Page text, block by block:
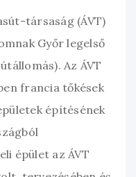
társaság (ÁVT)
Győr legelső
Az ÁVT
francia tőkések
építésének
épület az ÁVT